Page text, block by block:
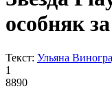
особняк
Текст: Ульяна
1
8890